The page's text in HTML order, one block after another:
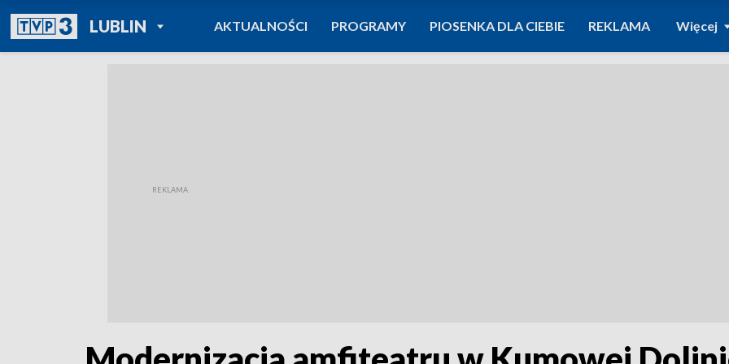
LUBLINPOWRÓT DO
TVP REGIONY
AKTUALNOŚCI PROGRAMY PIOSENKA DLA CIEBIE REKLAMA Więcej